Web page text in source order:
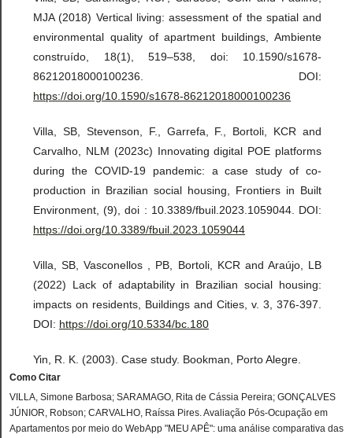
MJA (2018) Vertical living: assessment of the spatial and
environmental quality of apartment buildings, Ambiente
construído, 18(1), 519–538, doi: 10.1590/s1678-
86212018000100236. DOI:
https://doi.org/10.1590/s1678-86212018000100236
Villa, SB, Stevenson, F., Garrefa, F., Bortoli, KCR and
Carvalho, NLM (2023c) Innovating digital POE platforms
during the COVID-19 pandemic: a case study of co-
production in Brazilian social housing, Frontiers in Built
Environment, (9), doi : 10.3389/fbuil.2023.1059044. DOI:
https://doi.org/10.3389/fbuil.2023.1059044
Villa, SB, Vasconellos , PB, Bortoli, KCR and Araújo, LB
(2022) Lack of adaptability in Brazilian social housing:
impacts on residents, Buildings and Cities, v. 3, 376-397.
DOI: https://doi.org/10.5334/bc.180
Yin, R. K. (2003). Case study. Bookman, Porto Alegre.
Como Citar
VILLA, Simone Barbosa; SARAMAGO, Rita de Cássia Pereira; GONÇALVES
JÚNIOR, Robson; CARVALHO, Raíssa Pires. Avaliação Pós-Ocupação em
Apartamentos por meio do WebApp "MEU APÊ": uma análise comparativa das